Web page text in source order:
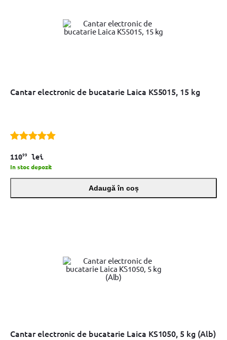
Cantar electronic de bucatarie Laica KS5015, 15 kg
11099 lei
In stoc depozit
Adaugă în coș
Cantar electronic de bucatarie Laica KS1050, 5 kg (Alb)